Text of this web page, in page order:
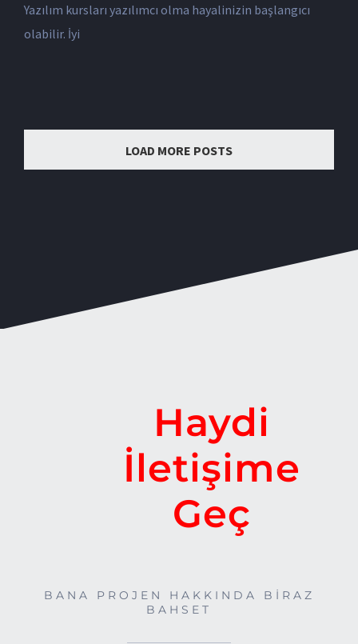
Yazılım kursları yazılımcı olma hayalinizin başlangıcı
olabilir. İyi
LOAD MORE POSTS
Haydi
İletişime
Geç
BANA PROJEN HAKKINDA BİRAZ
BAHSET